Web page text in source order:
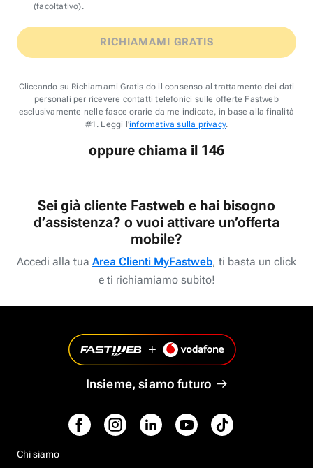
(facoltativo).
RICHIAMAMI GRATIS
Cliccando su Richiamami Gratis do il consenso al trattamento dei dati
personali per ricevere contatti telefonici sulle offerte Fastweb
esclusivamente nelle fasce orarie da me indicate, in base alla finalità
#1. Leggi l'informativa sulla privacy.
oppure chiama il 146
Sei già cliente Fastweb e hai bisogno
d’assistenza? o vuoi attivare un’offerta
mobile?
Accedi alla tua Area Clienti MyFastweb, ti basta un click
e ti richiamiamo subito!
Insieme, siamo futuro
Chi siamo